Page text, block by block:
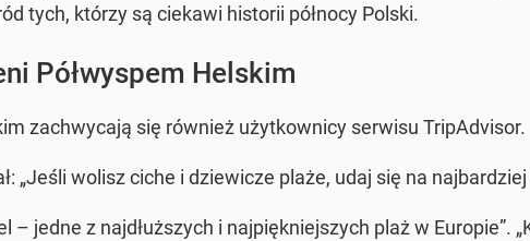
tych, którzy są ciekawi historii północy Polski.
Półwyspem Helskim
zachwycają się również użytkownicy serwisu TripAdvisor.
„Jeśli wolisz ciche i dziewicze plaże, udaj się na
– jedne z najdłuższych i najpiękniejszych plaż w